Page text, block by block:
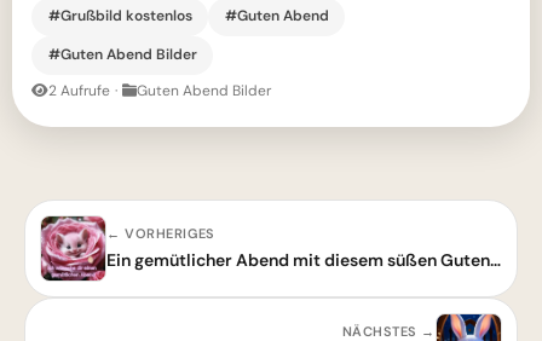
#Grußbild kostenlos
#Guten Abend
#Guten Abend Bilder
2 Aufrufe · Guten Abend Bilder
← VORHERIGES
Ein gemütlicher Abend mit diesem süßen Guten-Abend-Grußbild für dich
NÄCHSTES →